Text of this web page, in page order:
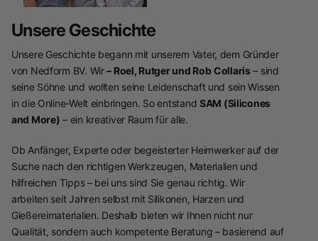
Unsere Geschichte
Unsere Geschichte begann mit unserem Vater, dem Gründer
von Nedform BV. Wir– Roel, Rutger und Rob Collaris– sind
seine Söhne und wollten seine Leidenschaft und sein Wissen
in die Online-Welt einbringen. So entstand SAM (Silicones
and More) – ein kreativer Raum für alle.
Ob Anfänger, Experte oder begeisterter Heimwerker auf der
Suche nach den richtigen Werkzeugen, Materialien und
hilfreichen Tipps – bei uns sind Sie genau richtig. Wir
arbeiten seit Jahren selbst mit Silikonen, Harzen und
Gießereimaterialien. Deshalb bieten wir Ihnen nicht nur
Qualität, sondern auch kompetente Beratung – basierend auf